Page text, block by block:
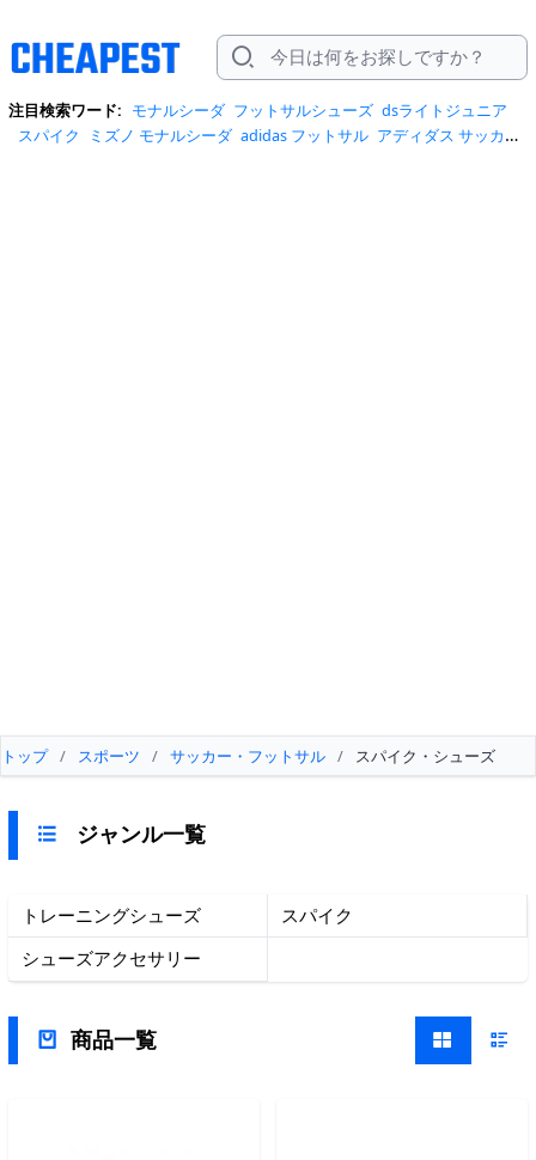
注目検索ワード: モナルシーダ フットサルシューズ dsライトジュニア
スパイク
ミズノ モナルシーダ adidas フットサル アディダス サッカー
トップ / スポーツ / サッカー・フットサル / スパイク・シューズ
ジャンル一覧
トレーニングシューズ
スパイク
シューズアクセサリー
商品一覧